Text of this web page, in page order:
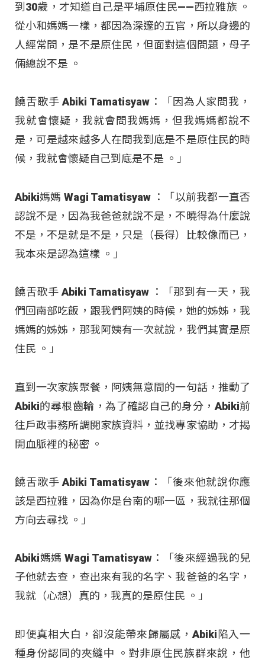
到30歲，才知道自己是平埔原住民——西拉雅族 。
從小和媽媽一樣，都因為深邃的五官，所以身邊的
人經常問，是不是原住民，但面對這個問題，母子
倆總說不是 。
饒舌歌手 Abiki Tamatisyaw：「因為人家問我，
我就會懷疑，我就會問我媽媽，但我媽媽都說不
是，可是越來越多人在問我到底是不是原住民的時
候，我就會懷疑自己到底是不是 。」
Abiki媽媽 Wagi Tamatisyaw ：「以前我都一直否
認說不是，因為我爸爸就說不是，不曉得為什麼說
不是，不是就是不是，只是（長得）比較像而已，
我本來是認為這樣 。」
饒舌歌手 Abiki Tamatisyaw ：「那到有一天，我
們回南部吃飯，跟我們阿姨的時候，她的姊姊，我
媽媽的姊姊，那我阿姨有一次就說，我們其實是原
住民 。」
直到一次家族聚餐，阿姨無意間的一句話，推動了
Abiki的尋根齒輪，為了確認自己的身分，Abiki前
往戶政事務所調閱家族資料，並找專家協助，才揭
開血脈裡的秘密 。
饒舌歌手 Abiki Tamatisyaw：「後來他就說你應
該是西拉雅，因為你是台南的哪一區，我就往那個
方向去尋找 。」
Abiki媽媽 Wagi Tamatisyaw：「後來經過我的兒
子他就去查，查出來有我的名字、我爸爸的名字，
我就（心想）真的，我真的是原住民 。」
即便真相大白，卻沒能帶來歸屬感，Abiki陷入一
種身份認同的夾縫中
。對非原住民族群來說，他